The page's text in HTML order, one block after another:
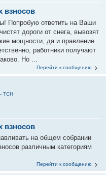
взносов
Попробую ответить на Ваши
дороги от снега, вывозят
мощности, да и правление
работники получают
Но ...
Перейти к сообщению
ТСН
взносов
на общем собрании
различным категориям
Перейти к сообщению